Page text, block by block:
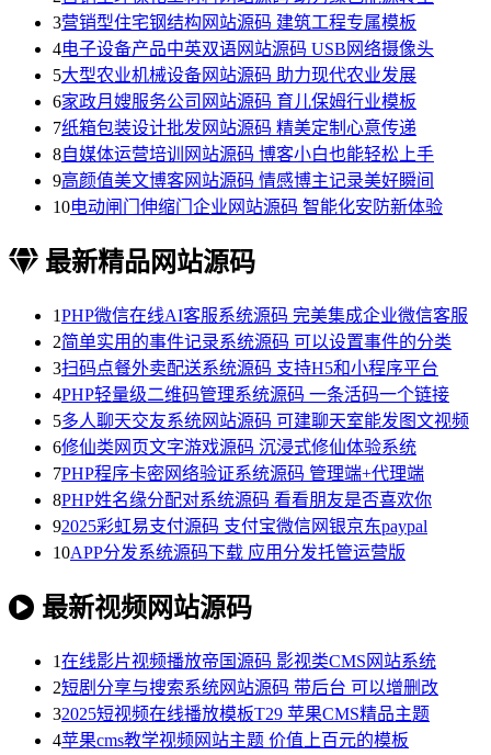
3营销型住宅钢结构网站源码 建筑工程专属模板
4电子设备产品中英双语网站源码 USB网络摄像头
5大型农业机械设备网站源码 助力现代农业发展
6家政月嫂服务公司网站源码 育儿保姆行业模板
7纸箱包装设计批发网站源码 精美定制心意传递
8自媒体运营培训网站源码 博客小白也能轻松上手
9高颜值美文博客网站源码 情感博主记录美好瞬间
10电动闸门伸缩门企业网站源码 智能化安防新体验
最新精品网站源码
1PHP微信在线AI客服系统源码 完美集成企业微信客服
2简单实用的事件记录系统源码 可以设置事件的分类
3扫码点餐外卖配送系统源码 支持H5和小程序平台
4PHP轻量级二维码管理系统源码 一条活码一个链接
5多人聊天交友系统网站源码 可建聊天室能发图文视频
6修仙类网页文字游戏源码 沉浸式修仙体验系统
7PHP程序卡密网络验证系统源码 管理端+代理端
8PHP姓名缘分配对系统源码 看看朋友是否喜欢你
92025彩虹易支付源码 支付宝微信网银京东paypal
10APP分发系统源码下载 应用分发托管运营版
最新视频网站源码
1在线影片视频播放帝国源码 影视类CMS网站系统
2短剧分享与搜索系统网站源码 带后台 可以增删改
32025短视频在线播放模板T29 苹果CMS精品主题
4苹果cms教学视频网站主题 价值上百元的模板